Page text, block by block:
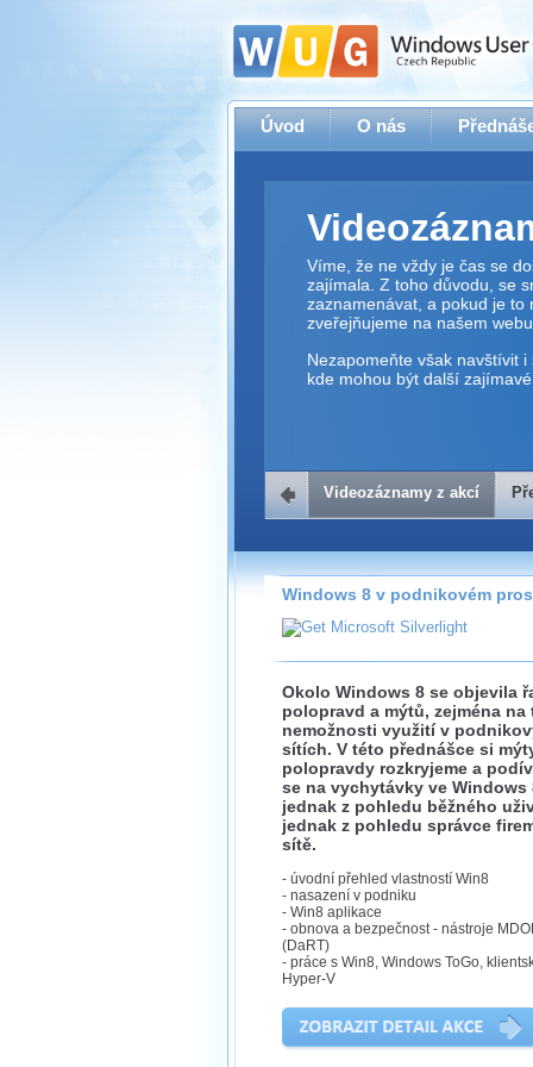
Úvod O nás
Víme, že ne vždy je čas se
zajímala. Z toho důvodu, se
zaznamenávat, a pokud je to
zveřejňujeme na našem webu.
Nezapomeňte však navštívit i
kde mohou být další zajímavé
Přehrávač
Záznamy na našem webu
přímo na stránce s využitím
Silverlight přehrávače.
Stránka se sama rozhodne,
technologie podporuje Váš
použít, abyste záznam mohli
možné kvalitě.
Stahování
Víme, že občas chcete
kde není připojení k
neumožňuje, proto
záznamů.
Velmi staré záznamy máme
ve formátu, který není vhodný
proto je ke stažení
Videozáznamy z akcí
Windows 8 v podnikovém
Okolo Windows 8 se objevila
polopravd a mýtů, zejména na
nemožnosti využití v
sítích. V této přednášce si
polopravdy rozkryjeme a
se na vychytávky ve Windows
jednak z pohledu běžného
jednak z pohledu správce
sítě.
- úvodní přehled vlastností Win8
- nasazení v podniku
- Win8 aplikace
- obnova a bezpečnost - nástroje
(DaRT)
- práce s Win8, Windows ToGo,
Hyper-V